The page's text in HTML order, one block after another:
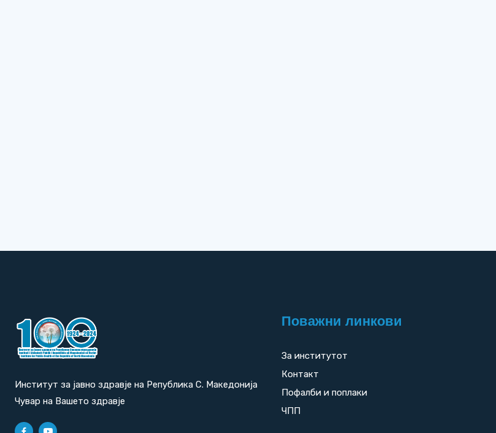
Институт за јавно здравје на Република С. Македонија
Чувар на Вашето здравје
Поважни линкови
За институтот
Контакт
Пофалби и поплаки
ЧПП